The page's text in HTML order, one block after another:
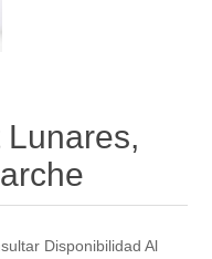
Disponibilidad Al